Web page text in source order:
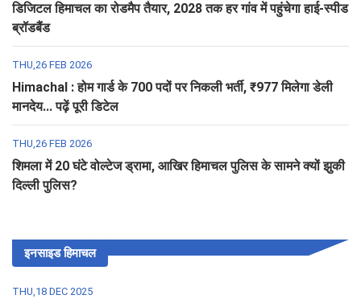
डिजिटल हिमाचल का रोडमैप तैयार, 2028 तक हर गांव में पहुंचेगा हाई-स्पीड
ब्रॉडबैंड
THU,26 FEB 2026
Himachal : होम गार्ड के 700 पदों पर निकली भर्ती, ₹977 मिलेगा डेली
मानदेय... पढ़ें पूरी डिटेल
THU,26 FEB 2026
शिमला में 20 घंटे वोल्टेज ड्रामा, आखिर हिमाचल पुलिस के सामने क्यों झुकी
दिल्ली पुलिस?
इनसाइड हिमाचल
THU,18 DEC 2025